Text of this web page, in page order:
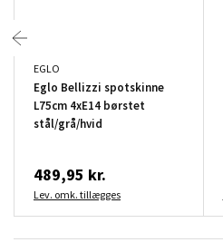
EGLO
Eglo Bellizzi spotskinne
L75cm 4xE14 børstet
stål/grå/hvid
489,95 kr.
Lev. omk. tillægges